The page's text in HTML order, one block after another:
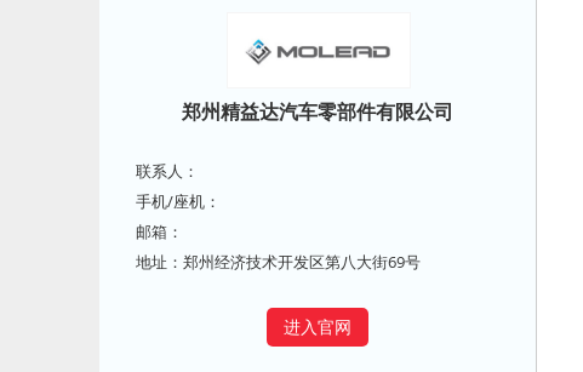
郑州精益达汽车零部件有限公司
联系人：
手机/座机：
邮箱：
地址：郑州经济技术开发区第八大街69号
进入官网